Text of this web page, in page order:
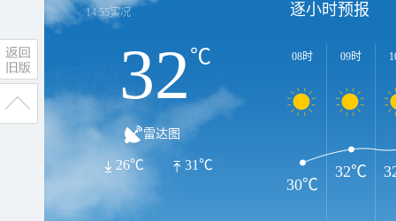
14:55实况
32℃
雷达图
31℃
26℃
逐小时预报
08时 09时
30℃
32℃